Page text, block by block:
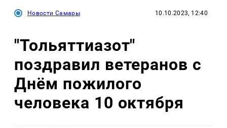
Новости Самары 10.10.2023, 12:40
"Тольяттиазот"
поздравил ветеранов с
Днём пожилого
человека 10 октября